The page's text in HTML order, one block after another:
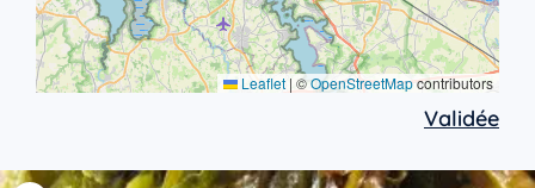
Leaflet | ©OpenStreetMapcontributors
Validée